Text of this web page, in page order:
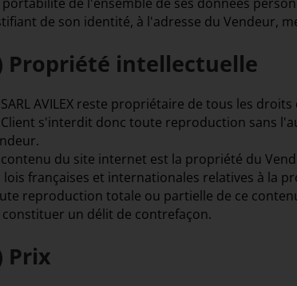
de son identité, à l'adresse du Vendeur,
Propriété intellectuelle
SARL AVILEX reste propriétaire de tous les
Client s'interdit donc toute reproduction sans
contenu du site internet est la propriété du
lois françaises et internationales relatives à la
reproduction totale ou partielle de ce
constituer un délit de contrefaçon.
Prix